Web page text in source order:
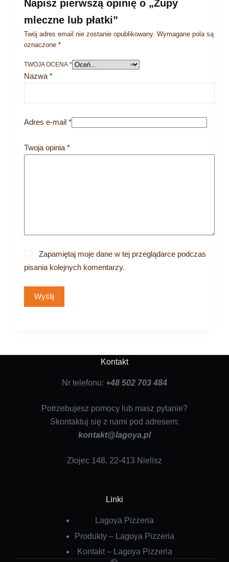
Napisz pierwszą opinię o „Zupy
mleczne lub płatki”
Twój adres email nie zostanie opublikowany. Wymagane pola są
oznaczone *
TWOJA OCENA *
Nazwa*
Adres e-mail*
Twoja opinia *
Zapamiętaj moje dane w tej przeglądarce podczas
pisania kolejnych komentarzy.
Wyślij
Kontakt
Nr telefonu: +48 502 703 484
Potrzebujesz pomocy lub masz pytanie?
Skontaktuj się z nami pod adresem:
kontakt@lagoya.pl
Złojec 148, 22-413 Nielisz
Linki
Lagoya Pizzeria
Produkty – Lagoya Pizzeria
Kontakt – Lagoya Pizzeria